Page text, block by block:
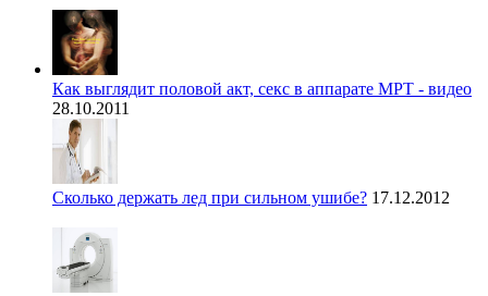
Как выглядит половой акт, секс в аппарате МРТ - видео
28.10.2011
Сколько держать лед при сильном ушибе? 17.12.2012